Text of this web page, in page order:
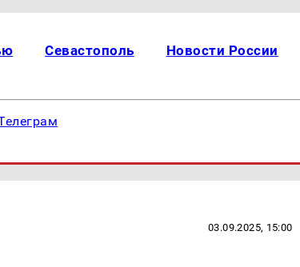
Севастополь Новости России
03.09.2025, 15:00